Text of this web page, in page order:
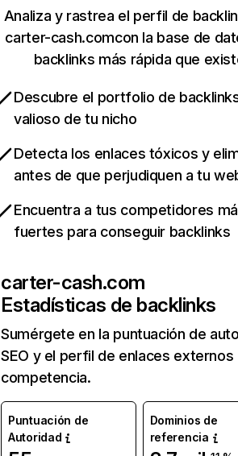
Analiza y rastrea el perfil de
carter-cash.comcon la base de
backlinks más rápida que
Descubre el portfolio de
valioso de tu nicho
Detecta los enlaces tóxicos y
antes de que perjudiquen a tu
Encuentra a tus competidores
fuertes para conseguir backlinks
carter-cash.com
Estadísticas de backlinks
Sumérgete en la puntuación de
SEO y el perfil de enlaces externos
competencia.
Puntuación de
Autoridad
Dominios de
referencia